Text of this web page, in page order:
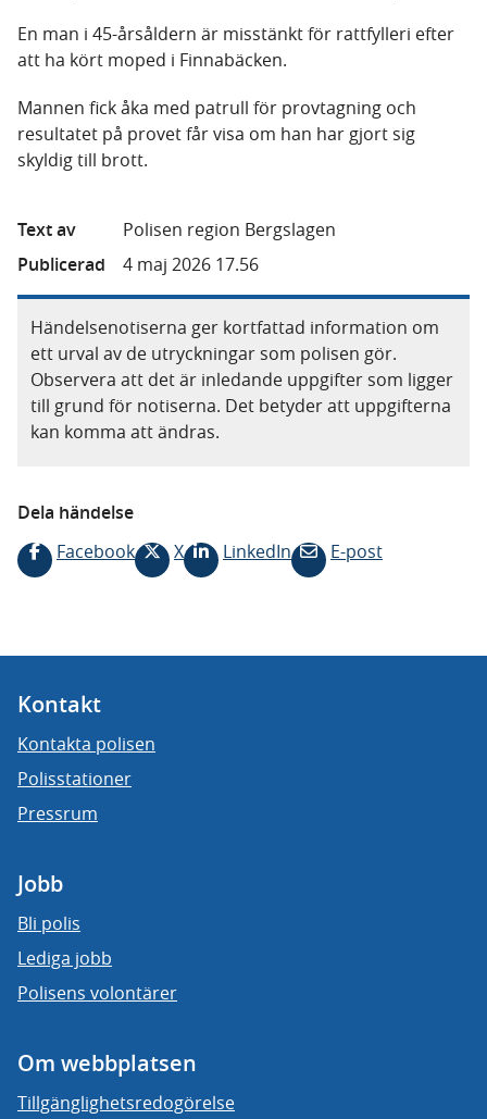
En man i 45-årsåldern är misstänkt för rattfylleri efter
att ha kört moped i Finnabäcken.
Mannen fick åka med patrull för provtagning och
resultatet på provet får visa om han har gjort sig
skyldig till brott.
Text av
Polisen region Bergslagen
Publicerad
4 maj 2026 17.56
Händelsenotiserna ger kortfattad information om
ett urval av de utryckningar som polisen gör.
Observera att det är inledande uppgifter som ligger
till grund för notiserna. Det betyder att uppgifterna
kan komma att ändras.
Dela händelse
Facebook
X LinkedIn E-post
Kontakt
Kontakta polisen
Polisstationer
Pressrum
Jobb
Bli polis
Lediga jobb
Polisens volontärer
Om webbplatsen
Tillgänglighetsredogörelse